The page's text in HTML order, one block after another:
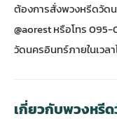
ต้องการสั่งพวงหรีดวัด
@aorest หรือโทร
วัดนครอินทร์ภายในเวล
เกี่ยวกับพวงหรี